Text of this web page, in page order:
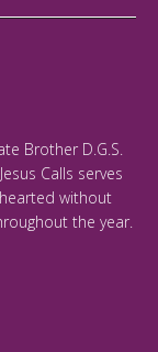
Brother D.G.S.
Calls serves
without
the year.